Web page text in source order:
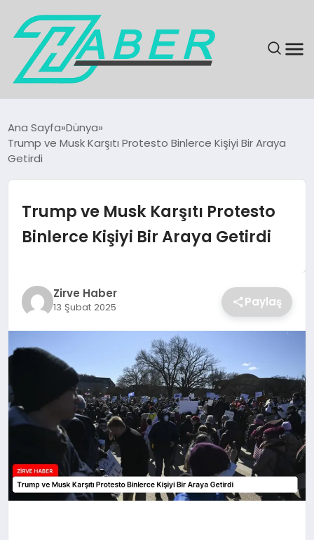
GÜNDEM
KÜLTÜR & SANAT
SAĞLIK
TEKNOLOJI
Ana Sayfa Dünya
Trump ve Musk Karşıtı Protesto Binlerce Kişiyi Bir Araya
Getirdi
Trump ve Musk Karşıtı Protesto
Binlerce Kişiyi Bir Araya Getirdi
Zirve Haber
13 Şubat 2025 Paylaş